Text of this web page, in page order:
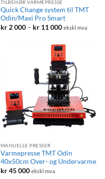
TILBEHØR VARMEPRESSE
Quick Change system til TMT
Odin/Maxi Pro Smart
kr2 000 – kr11 000Prisområde:
til
kr 11
000
ekskl mva
MANUELLE PRESSER
Varmepresse TMT Odin
40x50cm Over- og Undervarme
kr45 000 ekskl mva